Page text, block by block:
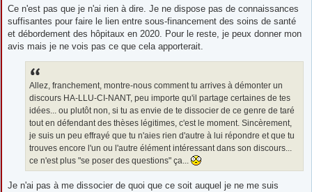
Ce n'est pas que je n'ai rien à dire. Je ne dispose pas de connaissances
suffisantes pour faire le lien entre sous-financement des soins de santé
et débordement des hôpitaux en 2020. Pour le reste, je peux donner mon
avis mais je ne vois pas ce que cela apporterait.
Allez, franchement, montre-nous comment tu arrives à démonter un
discours HA-LLU-CI-NANT, peu importe qu'il partage certaines de tes
idées... ou plutôt non, si tu as envie de te dissocier de ce genre de taré
tout en défendant des thèses légitimes, c'est le moment. Sincèrement,
je suis un peu effrayé que tu n'aies rien d'autre à lui répondre et que tu
trouves encore l'un ou l'autre élément intéressant dans son discours...
ce n'est plus "se poser des questions" ça...
Je n'ai pas à me dissocier de quoi que ce soit auquel je ne me suis